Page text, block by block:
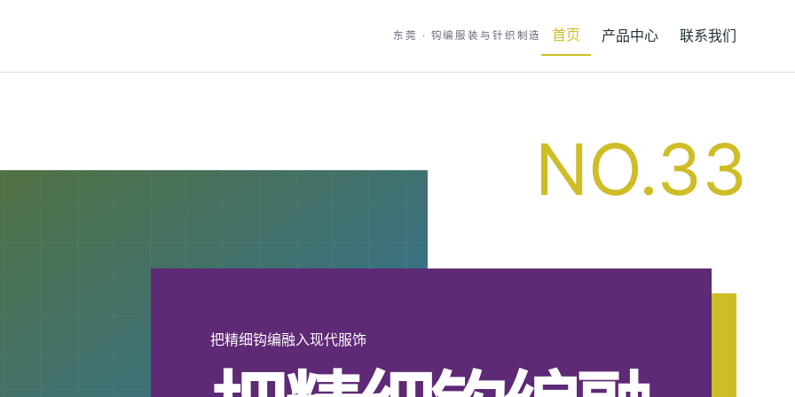
东莞 · 钩编服装与针织制造 首页 产品中心 联系我们
把精细钩编融入现代服饰
NO.33